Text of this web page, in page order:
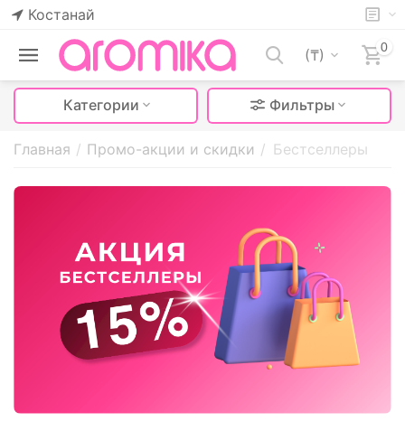
Костанай
(₸) 0
Категории Фильтры
Главная / Промо-акции и скидки / Бестселлеры